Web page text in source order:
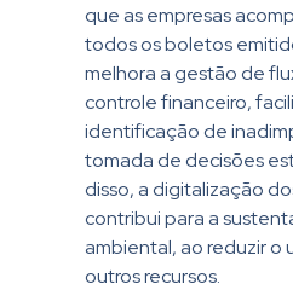
que as empresas
todos os boletos
melhora a gestão de
controle financeiro,
identificação de
tomada de decisões
disso, a digitalização
contribui para a
ambiental, ao reduzir o
outros recursos.